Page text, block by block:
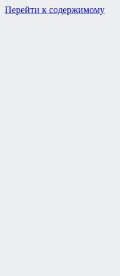
Перейти к содержимому